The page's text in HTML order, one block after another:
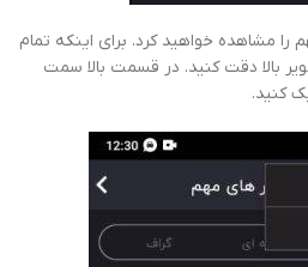
را مشاهده خواهید کرد. برای اینکه تمام
بالا دقت کنید. در قسمت بالا سمت
کنید.